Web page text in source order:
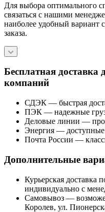
Для выбора оптимального
связаться с нашими
наиболее удобный вариант
заказа.
Бесплатная доставка
компаний
СДЭК — быстрая
ПЭК — надежные
Деловые линии —
Энергия —
Почта России —
Дополнительные
Курьерская доставка
индивидуально с
Самовывоз —
Королев, ул.